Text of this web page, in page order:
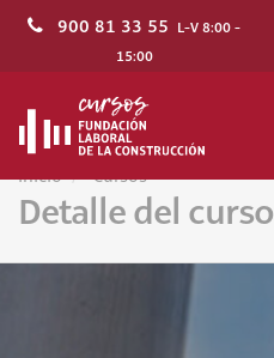
900 81 33 55 L-V 8:00 -
15:00
Inicio Cursos
Detalle del curso